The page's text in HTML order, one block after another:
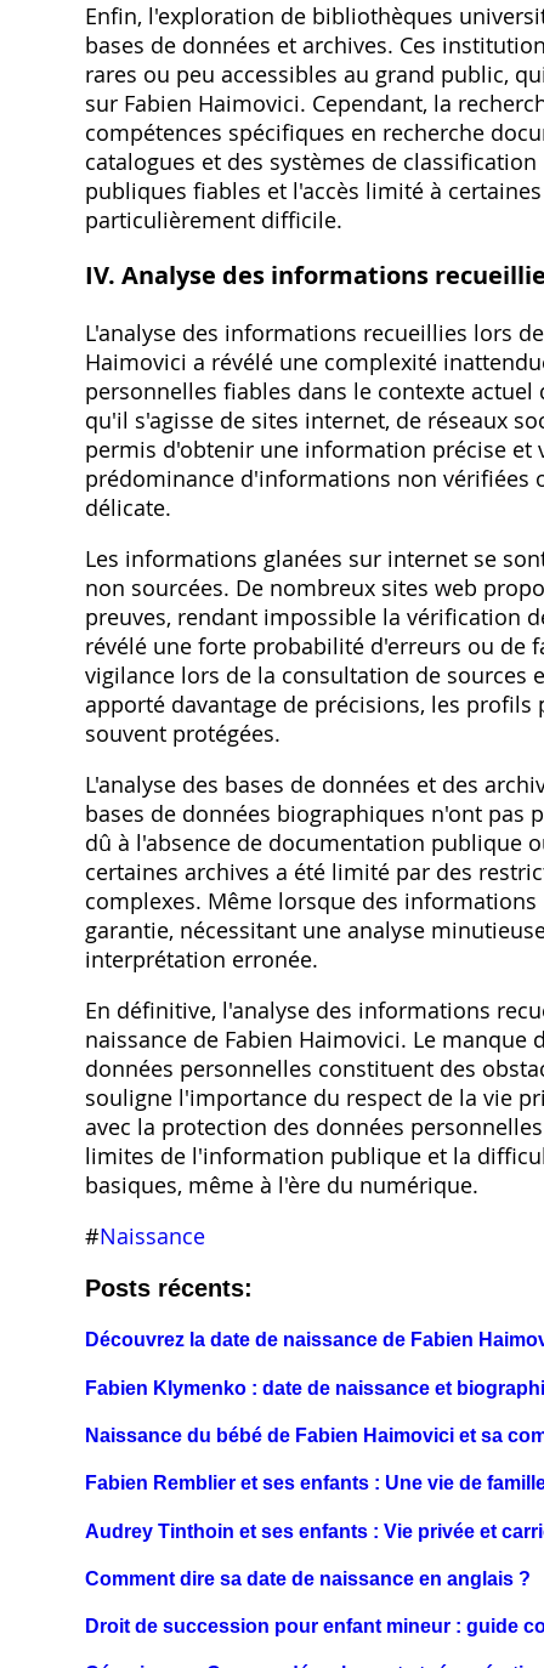
Enfin‚ l'exploration de bibliothèques
bases de données et archives. Ces
rares ou peu accessibles au grand public‚
sur Fabien Haimovici. Cependant‚ la
compétences spécifiques en recherche
catalogues et des systèmes de
publiques fiables et l'accès limité à
particulièrement difficile.
IV. Analyse des informations
L'analyse des informations recueillies lors
Haimovici a révélé une complexité
personnelles fiables dans le contexte actuel
qu'il s'agisse de sites internet‚ de réseaux
permis d'obtenir une information précise et
prédominance d'informations non
délicate.
Les informations glanées sur internet se
non sourcées. De nombreux sites web
preuves‚ rendant impossible la vérification
révélé une forte probabilité d'erreurs ou de
vigilance lors de la consultation de sources
apporté davantage de précisions‚ les
souvent protégées.
L'analyse des bases de données et des
bases de données biographiques n'ont pas
dû à l'absence de documentation publique
certaines archives a été limité par des
complexes. Même lorsque des
garantie‚ nécessitant une analyse
interprétation erronée.
En définitive‚ l'analyse des informations
naissance de Fabien Haimovici. Le
données personnelles constituent des
souligne l'importance du respect de la vie
avec la protection des données
limites de l'information publique et la
basiques‚ même à l'ère du numérique.
#Naissance
Posts récents:
Découvrez la date de naissance de Fabien
Fabien Klymenko : date de naissance et
Naissance du bébé de Fabien Haimovici et sa
Fabien Remblier et ses enfants : Une vie de
Audrey Tinthoin et ses enfants : Vie privée et
Comment dire sa date de naissance en anglais ?
Droit de succession pour enfant mineur : guide